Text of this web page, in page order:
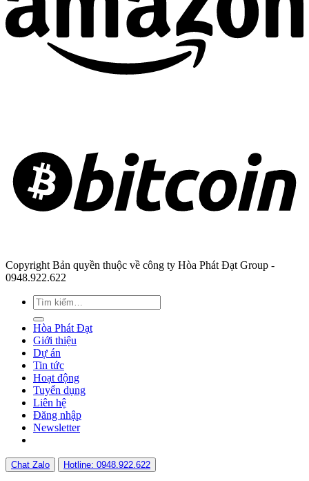
Copyright Bản quyền thuộc về công ty Hòa Phát Đạt Group -
0948.922.622
Hòa Phát Đạt
Giới thiệu
Dự án
Tin tức
Hoạt động
Tuyển dụng
Liên hệ
Đăng nhập
Newsletter
Chat Zalo Hotline: 0948.922.622